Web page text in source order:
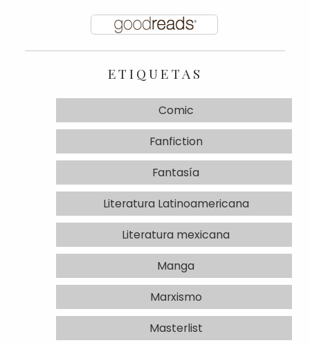
ETIQUETAS
Comic
Fanfiction
Fantasía
Literatura Latinoamericana
Literatura mexicana
Manga
Marxismo
Masterlist